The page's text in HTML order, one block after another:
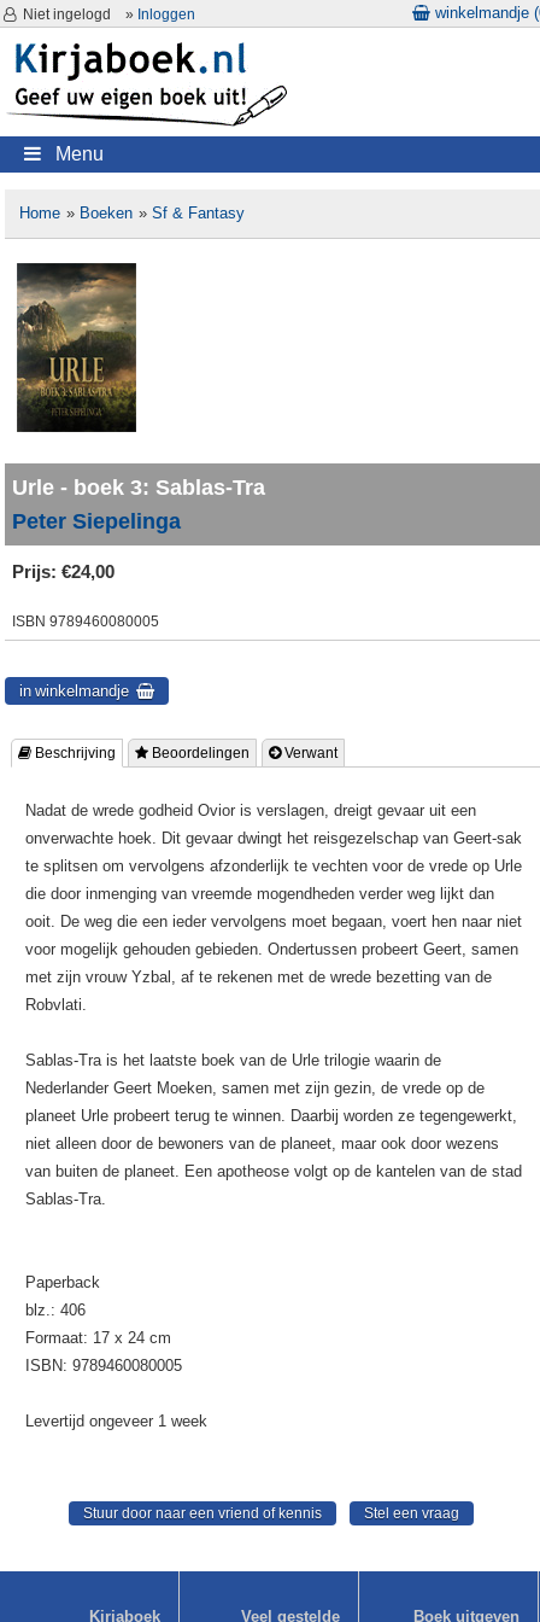
Niet ingelogd » Inloggen winkelmandje (
Menu
Home » Boeken » Sf & Fantasy
Urle - boek 3: Sablas-Tra
Peter Siepelinga
Prijs: €24,00
ISBN 9789460080005
 Beschrijving  Beoordelingen  Verwant
Nadat de wrede godheid Ovior is verslagen, dreigt gevaar uit een
onverwachte hoek. Dit gevaar dwingt het reisgezelschap van Geert-sak
te splitsen om vervolgens afzonderlijk te vechten voor de vrede op Urle
die door inmenging van vreemde mogendheden verder weg lijkt dan
ooit. De weg die een ieder vervolgens moet begaan, voert hen naar niet
voor mogelijk gehouden gebieden. Ondertussen probeert Geert, samen
met zijn vrouw Yzbal, af te rekenen met de wrede bezetting van de
Robvlati.
Sablas-Tra is het laatste boek van de Urle trilogie waarin de
Nederlander Geert Moeken, samen met zijn gezin, de vrede op de
planeet Urle probeert terug te winnen. Daarbij worden ze tegengewerkt,
niet alleen door de bewoners van de planeet, maar ook door wezens
van buiten de planeet. Een apotheose volgt op de kantelen van de stad
Sablas-Tra.
Paperback
blz.: 406
Formaat: 17 x 24 cm
ISBN: 9789460080005
Levertijd ongeveer 1 week
Kirjaboek Veel gestelde Boek uitgeven